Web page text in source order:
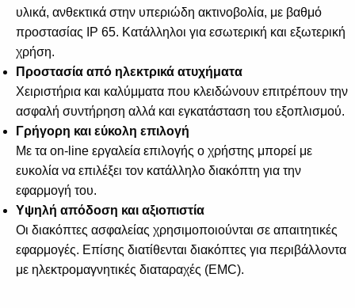
Suggestions
Products
See more products
Shopping list preview
0
υλικά, ανθεκτικά στην υπεριώδη ακτινοβολία, με βαθμό
προστασίας ΙΡ 65. Κατάλληλοι για εσωτερική και εξωτερική
χρήση.
Προστασία από ηλεκτρικά ατυχήματα
Χειριστήρια και καλύμματα που κλειδώνουν επιτρέπουν την
ασφαλή συντήρηση αλλά και εγκατάσταση του εξοπλισμού.
Γρήγορη και εύκολη επιλογή
Με τα on-line εργαλεία επιλογής ο χρήστης μπορεί με
ευκολία να επιλέξει τον κατάλληλο διακόπτη για την
εφαρμογή του.
Υψηλή απόδοση και αξιοπιστία
Οι διακόπτες ασφαλείας χρησιμοποιούνται σε απαιτητικές
εφαρμογές. Επίσης διατίθενται διακόπτες για περιβάλλοντα
με ηλεκτρομαγνητικές διαταραχές (EMC).